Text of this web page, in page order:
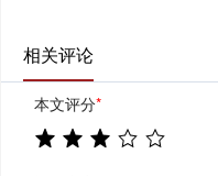
相关评论
本文评分*